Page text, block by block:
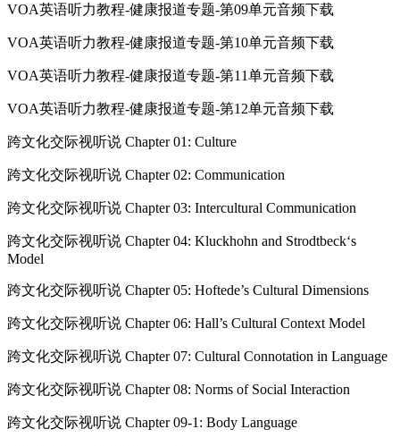
VOA英语听力教程-健康报道专题-第09单元音频下载
VOA英语听力教程-健康报道专题-第10单元音频下载
VOA英语听力教程-健康报道专题-第11单元音频下载
VOA英语听力教程-健康报道专题-第12单元音频下载
跨文化交际视听说 Chapter 01: Culture
跨文化交际视听说 Chapter 02: Communication
跨文化交际视听说 Chapter 03: Intercultural Communication
跨文化交际视听说 Chapter 04: Kluckhohn and Strodtbeck‘s
Model
跨文化交际视听说 Chapter 05: Hoftede’s Cultural Dimensions
跨文化交际视听说 Chapter 06: Hall’s Cultural Context Model
跨文化交际视听说 Chapter 07: Cultural Connotation in Language
跨文化交际视听说 Chapter 08: Norms of Social Interaction
跨文化交际视听说 Chapter 09-1: Body Language